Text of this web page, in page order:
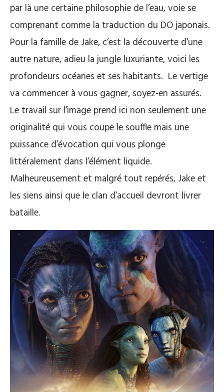
par là une certaine philosophie de l’eau, voie se
comprenant comme la traduction du DO japonais.
Pour la famille de Jake, c’est la découverte d’une
autre nature, adieu la jungle luxuriante, voici les
profondeurs océanes et ses habitants. Le vertige
va commencer à vous gagner, soyez-en assurés.
Le travail sur l’image prend ici non seulement une
originalité qui vous coupe le souffle mais une
puissance d’évocation qui vous plonge
littéralement dans l’élément liquide.
Malheureusement et malgré tout repérés, Jake et
les siens ainsi que le clan d’accueil devront livrer
bataille.